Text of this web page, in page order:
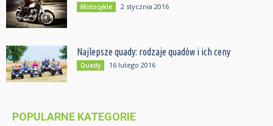
Motocykle 2 stycznia 2016
Najlepsze quady: rodzaje quadów i ich ceny
Quady 16 lutego 2016
POPULARNE KATEGORIE